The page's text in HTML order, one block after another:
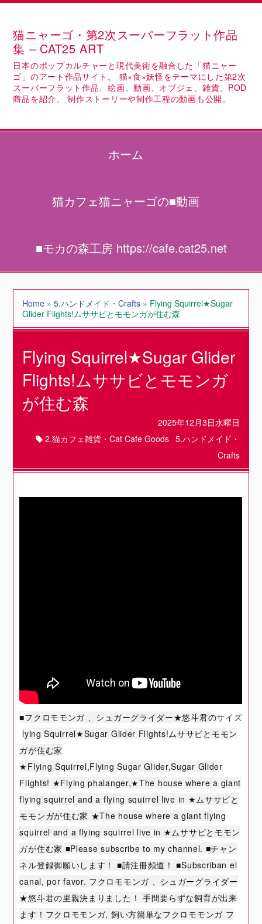
猫ニャーゴ・第2次スーパーフラット作品
集 – CAT25 ART
日本のポップカルチャーと現代美術を融合した「猫ニャー
ゴ」のアート作品サイト。 猫×食×妖怪をテーマにした第2次
スーパーフラット作品、絵画、動画、オブジェ、雑貨、POD
商品を紹介。 制作ストーリーや制作工程の動画も公開。
ホーム
猫カフェ猫ニャーゴの■動画
■モカの森工房 https://cafe.cat25.net
Home »5.ハンドメイド・Crafts » Flying Squirrel★Sugar
Glider Flights!ムササビとモモンガが住む森
Flying Squirrel★Sugar Glider
Flights!ムササビとモモンガ
が住む森
2025年12月3日水曜日
2.猫カフェ雑貨・Cat Cafe Goods 5.ハンドメイド・
Crafts
■フクロモモンガ 、シュガーグライダー★悠斗君のサイズ
lying Squirrel★Sugar Glider Flights!ムササビとモモン
ガが住む家
★Flying Squirrel,Flying Sugar Glider,Sugar Glider
Flights! ★Flying phalanger,★The house where a giant
flying squirrel and a flying squirrel live in ★ムササビと
モモンガが住む家 ★The house where a giant flying
squirrel and a flying squirrel live in ★ムササビとモモン
ガが住む家 ■Please subscribe to my channel. ■チャン
ネル登録御願いします！ ■請注冊頻道！ ■Subscriban el
canal, por favor. フクロモモンガ 、シュガーグライダー
★悠斗君の里親決まりました！ 手間要らずな飼育が出来
ます！フクロモモンガ, 飼い方簡単なフクロモモンガ フ